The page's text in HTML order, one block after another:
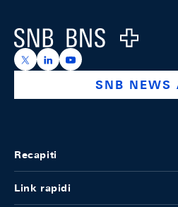
Logo
https://x.com/snb_bns
https://https://
SNB NEWS
Recapiti
Link rapidi